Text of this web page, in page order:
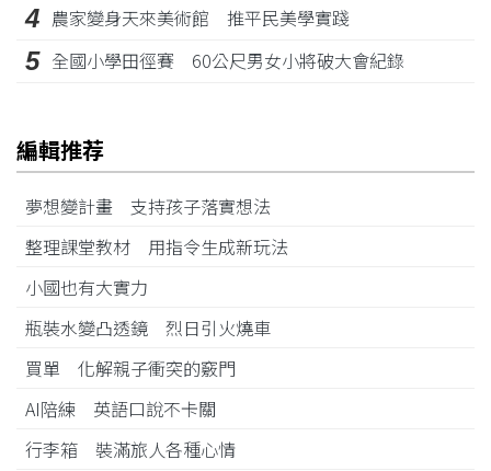
4 農家變身天來美術館 推平民美學實踐
5 全國小學田徑賽 60公尺男女小將破大會紀錄
編輯推荐
夢想變計畫 支持孩子落實想法
整理課堂教材 用指令生成新玩法
小國也有大實力
瓶裝水變凸透鏡 烈日引火燒車
買單 化解親子衝突的竅門
AI陪練 英語口說不卡關
行李箱 裝滿旅人各種心情